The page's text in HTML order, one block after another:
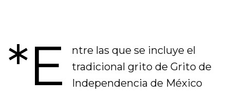
*E
ntre las que se incluye el
tradicional grito de Grito de
Independencia de México